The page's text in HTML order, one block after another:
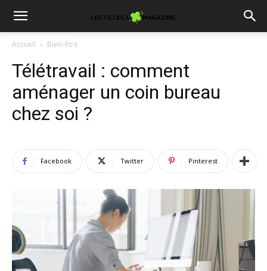
Accueil Bien-être
Télétravail : comment
aménager un coin bureau
chez soi ?
Facebook Twitter Pinterest